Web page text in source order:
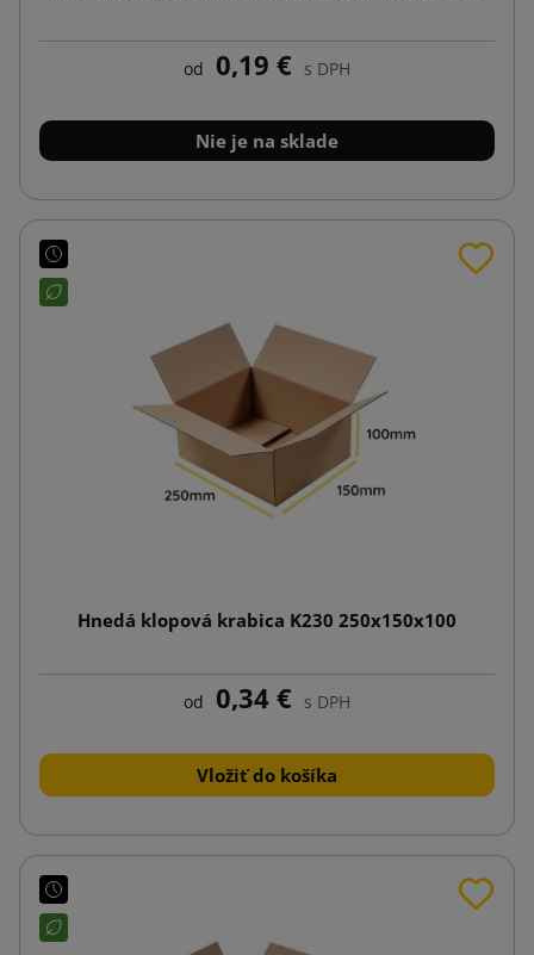
od 0,19 € s DPH
Nie je na sklade
Hnedá klopová krabica K230 250x150x100
od 0,34 € s DPH
Vložiť do košíka